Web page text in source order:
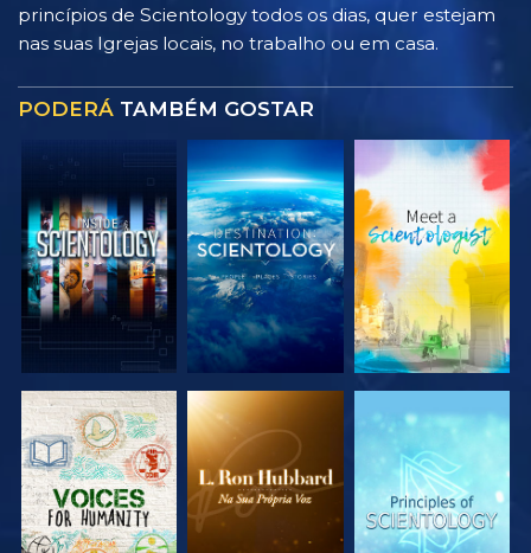
princípios de Scientology todos os dias, quer estejam
nas suas Igrejas locais, no trabalho ou em casa.
PODERÁ TAMBÉM GOSTAR
EXPLORAR A
SÉRIE
EXPLORAR A
SÉRIE
EXPLORAR A
SÉRIE